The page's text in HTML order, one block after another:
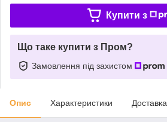
Купити з
Що таке купити з Пром?
Замовлення під захистом
Опис Характеристики Доставка